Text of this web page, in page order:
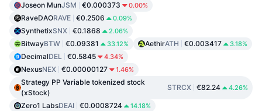
Joseon MunJSM €0.000373 0.00%
RaveDAORAVE €0.2506 0.09%
SynthetixSNX €0.1868 2.06%
BitwayBTW €0.09381 33.12% AethirATH €0.003417 3.18%
DecimalDEL €0.5845 4.34%
NexusNEX €0.00000127 1.46%
Strategy PP Variable tokenized stock
(xStock)
STRCX €82.24 4.26%
Zero1 LabsDEAI €0.0008724 14.18%